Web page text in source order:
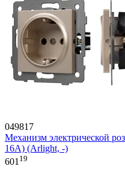
049817
Механизм электрической
16A) (Arlight, -)
60119